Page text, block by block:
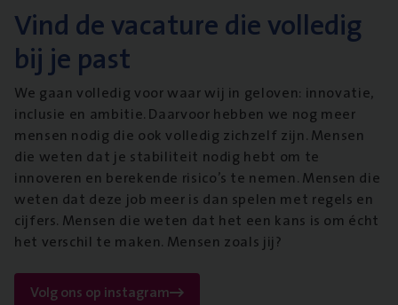
Vind de vacature die volledig
bij je past
We gaan volledig voor waar wij in geloven: innovatie,
inclusie en ambitie. Daarvoor hebben we nog meer
mensen nodig die ook volledig zichzelf zijn. Mensen
die weten dat je stabiliteit nodig hebt om te
innoveren en berekende risico’s te nemen. Mensen die
weten dat deze job meer is dan spelen met regels en
cijfers. Mensen die weten dat het een kans is om écht
het verschil te maken. Mensen zoals jij?
Volg ons op instagram